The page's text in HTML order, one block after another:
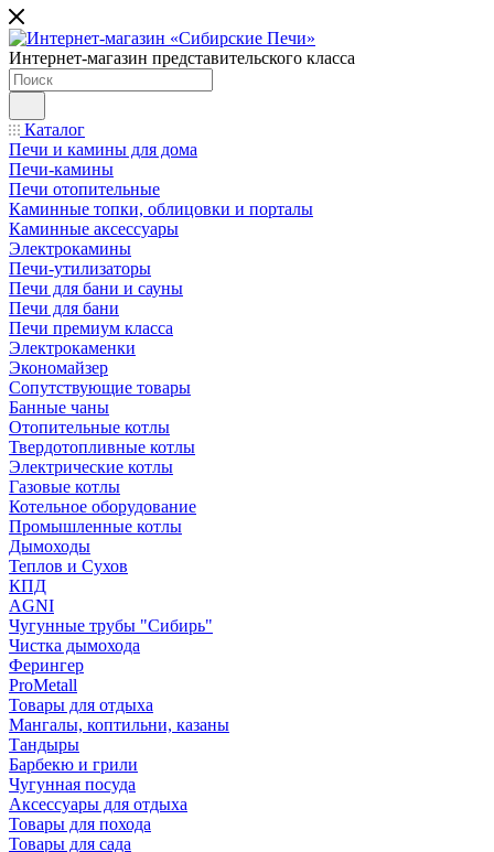
Интернет-магазин представительского класса
Каталог
Печи и камины для дома
Печи-камины
Печи отопительные
Каминные топки, облицовки и порталы
Каминные аксессуары
Электрокамины
Печи-утилизаторы
Печи для бани и сауны
Печи для бани
Печи премиум класса
Электрокаменки
Экономайзер
Сопутствующие товары
Банные чаны
Отопительные котлы
Твердотопливные котлы
Электрические котлы
Газовые котлы
Котельное оборудование
Промышленные котлы
Дымоходы
Теплов и Сухов
КПД
AGNI
Чугунные трубы "Сибирь"
Чистка дымохода
Ферингер
ProMetall
Товары для отдыха
Мангалы, коптильни, казаны
Тандыры
Барбекю и грили
Чугунная посуда
Аксессуары для отдыха
Товары для похода
Товары для сада